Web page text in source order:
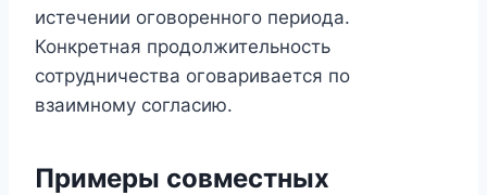
истечении оговоренного периода.
Конкретная продолжительность
сотрудничества оговаривается по
взаимному согласию.
Примеры совместных